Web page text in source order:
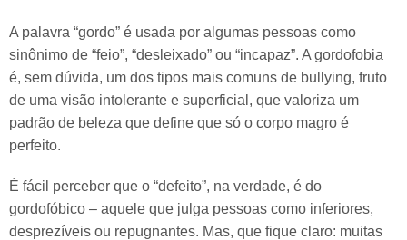
A palavra “gordo” é usada por algumas pessoas como
sinônimo de “feio”, “desleixado” ou “incapaz”. A gordofobia
é, sem dúvida, um dos tipos mais comuns de bullying, fruto
de uma visão intolerante e superficial, que valoriza um
padrão de beleza que define que só o corpo magro é
perfeito.
É fácil perceber que o “defeito”, na verdade, é do
gordofóbico – aquele que julga pessoas como inferiores,
desprezíveis ou repugnantes. Mas, que fique claro: muitas